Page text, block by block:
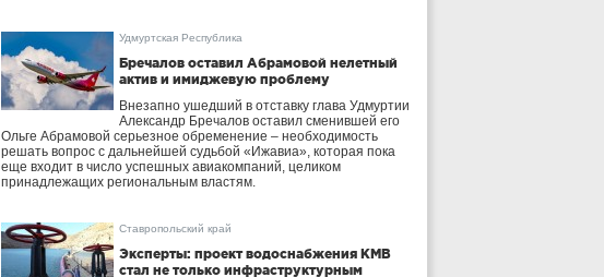
Удмуртская Республика
Бречалов оставил Абрамовой нелетный
актив и имиджевую проблему
Внезапно ушедший в отставку глава Удмуртии
Александр Бречалов оставил сменившей его
Ольге Абрамовой серьезное обременение – необходимость
решать вопрос с дальнейшей судьбой «Ижавиа», которая пока
еще входит в число успешных авиакомпаний, целиком
принадлежащих региональным властям.
Ставропольский край
Эксперты: проект водоснабжения КМВ
стал не только инфраструктурным